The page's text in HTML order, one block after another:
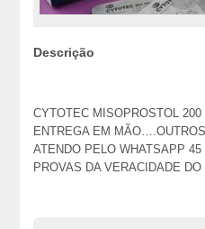
Descrição
CYTOTEC MISOPROSTOL
ENTREGA EM
ATENDO PELO WHATSAPP
PROVAS DA VERACIDADE